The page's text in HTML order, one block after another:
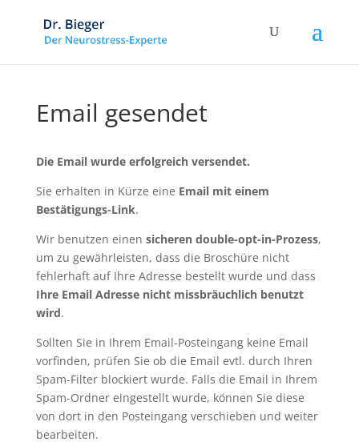
Email gesendet
Die Email wurde erfolgreich versendet.
Sie erhalten in Kürze eine Email mit einem
Bestätigungs-Link.
Wir benutzen einen sicheren double-opt-in-Prozess,
um zu gewährleisten, dass die Broschüre nicht
fehlerhaft auf Ihre Adresse bestellt wurde und dass
Ihre Email Adresse nicht missbräuchlich benutzt
wird.
Sollten Sie in Ihrem Email-Posteingang keine Email
vorfinden, prüfen Sie ob die Email evtl. durch Ihren
Spam-Filter blockiert wurde. Falls die Email in Ihrem
Spam-Ordner eingestellt wurde, können Sie diese
von dort in den Posteingang verschieben und weiter
bearbeiten.